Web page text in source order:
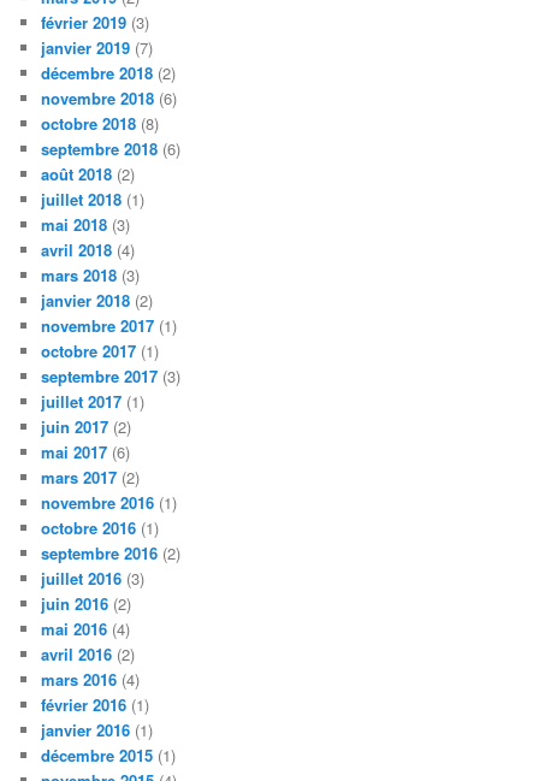
février 2019 (3)
janvier 2019 (7)
décembre 2018 (2)
novembre 2018 (6)
octobre 2018 (8)
septembre 2018 (6)
août 2018 (2)
juillet 2018 (1)
mai 2018 (3)
avril 2018 (4)
mars 2018 (3)
janvier 2018 (2)
novembre 2017 (1)
octobre 2017 (1)
septembre 2017 (3)
juillet 2017 (1)
juin 2017 (2)
mai 2017 (6)
mars 2017 (2)
novembre 2016 (1)
octobre 2016 (1)
septembre 2016 (2)
juillet 2016 (3)
juin 2016 (2)
mai 2016 (4)
avril 2016 (2)
mars 2016 (4)
février 2016 (1)
janvier 2016 (1)
décembre 2015 (1)